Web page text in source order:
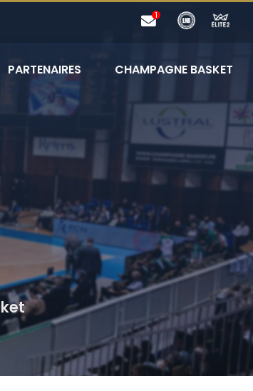
PARTENAIRES CHAMPAGNE BASKET